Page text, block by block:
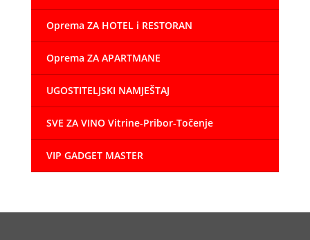
Oprema ZA HOTEL i RESTORAN
Oprema ZA APARTMANE
UGOSTITELJSKI NAMJEŠTAJ
SVE ZA VINO Vitrine-Pribor-Točenje
VIP GADGET MASTER